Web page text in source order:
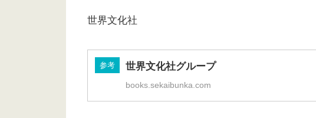
世界文化社
参考 世界文化社グループ
books.sekaibunka.com